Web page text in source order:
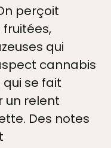
perçoit
qui
cannabis
se fait
un relent
Des notes